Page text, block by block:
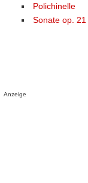
Polichinelle
Sonate op.
Anzeige